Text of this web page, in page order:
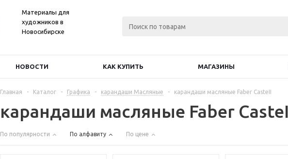
Материалы для
художников в
Новосибирске
НОВОСТИ КАК КУПИТЬ МАГАЗИНЫ
Главная - Каталог - Графика - карандаши Масляные - карандаши масляные Faber CasteII
карандаши масляные Faber
По популярности По алфавиту По цене